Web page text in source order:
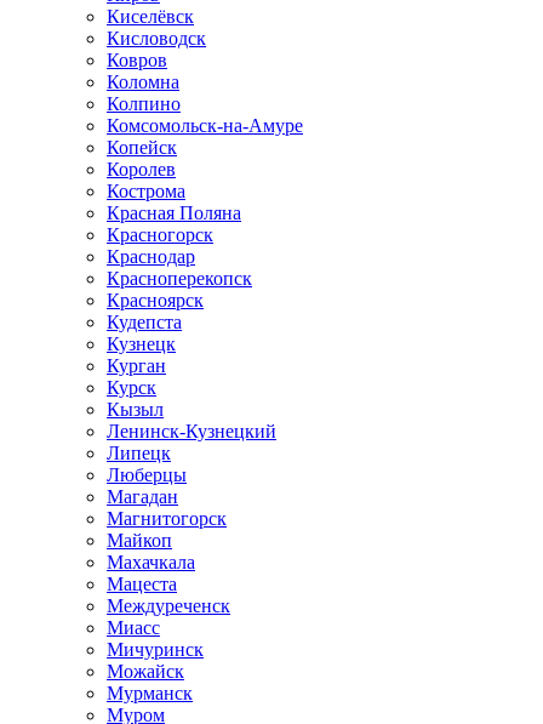
Киселёвск
Кисловодск
Ковров
Коломна
Колпино
Комсомольск-на-Амуре
Копейск
Королев
Кострома
Красная Поляна
Красногорск
Краснодар
Красноперекопск
Красноярск
Кудепста
Кузнецк
Курган
Курск
Кызыл
Ленинск-Кузнецкий
Липецк
Люберцы
Магадан
Магнитогорск
Майкоп
Махачкала
Мацеста
Междуреченск
Миасс
Мичуринск
Можайск
Мурманск
Муром